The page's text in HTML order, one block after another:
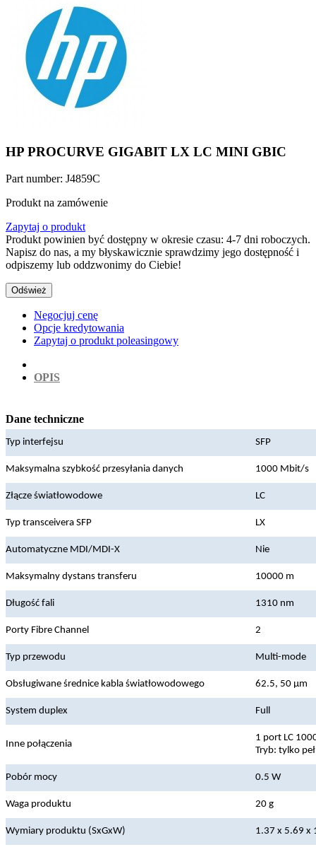
HP PROCURVE GIGABIT LX LC MINI GBIC
Part number: J4859C
Produkt na zamówenie
Zapytaj o produkt
Produkt powinien być dostępny w okresie czasu: 4-7 dni roboczych.
Napisz do nas, a my błyskawicznie sprawdzimy jego dostępność i
odpiszemy lub oddzwonimy do Ciebie!
Negocjuj cenę
Opcje kredytowania
Zapytaj o produkt poleasingowy
OPIS
Dane techniczne
Typ interfejsu SFP
Maksymalna szybkość przesyłania danych 1000 Mbit/s
Złącze światłowodowe LC
Typ transceivera SFP LX
Automatyczne MDI/MDI-X Nie
Maksymalny dystans transferu 10000 m
Długość fali 1310 nm
Porty Fibre Channel 2
Typ przewodu Multi-mode
Obsługiwane średnice kabla światłowodowego 62.5, 50 µm
System duplex Full
Inne połączenia
1 port LC
Tryb: tylko
Pobór mocy 0.5 W
Waga produktu 20 g
Wymiary produktu (SxGxW) 1.37 x 5.69 x